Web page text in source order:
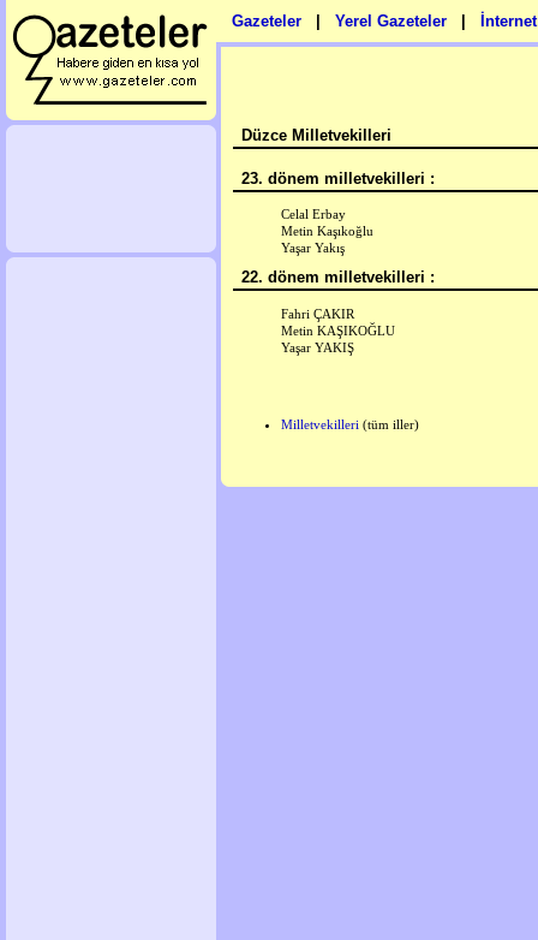
Gazeteler Yerel Gazeteler
Düzce Milletvekilleri
23. dönem milletvekilleri :
Celal Erbay
Metin Kaşıkoğlu
Yaşar Yakış
22. dönem milletvekilleri :
Fahri ÇAKIR
Metin KAŞIKOĞLU
Yaşar YAKIŞ
Milletvekilleri (tüm iller)